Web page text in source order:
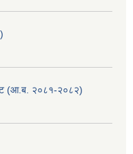
(आ.ब. २०८१-२०८२)